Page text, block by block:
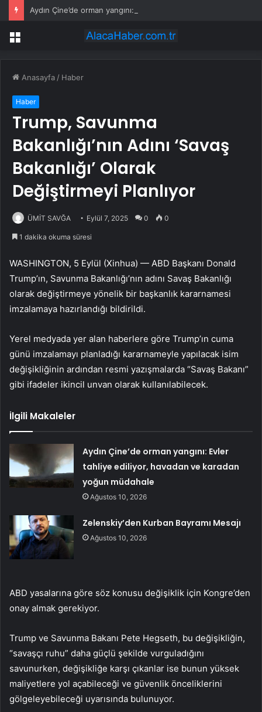
Menü
Anasayfa / Haber
Haber
Trump, Savunma
Bakanlığı’nın Adını ‘Savaş
Bakanlığı’ Olarak
Değiştirmeyi Planlıyor
ÜMİT SAVĞA Eylül 7, 2025 0 0
1 dakika okuma süresi
WASHINGTON, 5 Eylül (Xinhua) — ABD Başkanı Donald
Trump’ın, Savunma Bakanlığı’nın adını Savaş Bakanlığı
olarak değiştirmeye yönelik bir başkanlık kararnamesi
imzalamaya hazırlandığı bildirildi.
Yerel medyada yer alan haberlere göre Trump’ın cuma
günü imzalamayı planladığı kararnameyle yapılacak isim
değişikliğinin ardından resmi yazışmalarda “Savaş Bakanı”
gibi ifadeler ikincil unvan olarak kullanılabilecek.
İlgili Makaleler
Aydın Çine’de orman yangını: Evler
tahliye ediliyor, havadan ve karadan
yoğun müdahale
Ağustos 10, 2026
Zelenskiy’den Kurban Bayramı Mesajı
Ağustos 10, 2026
ABD yasalarına göre söz konusu değişiklik için Kongre’den
onay almak gerekiyor.
Trump ve Savunma Bakanı Pete Hegseth, bu değişikliğin,
“savaşçı ruhu” daha güçlü şekilde vurguladığını
savunurken, değişikliğe karşı çıkanlar ise bunun yüksek
maliyetlere yol açabileceği ve güvenlik önceliklerini
gölgeleyebileceği uyarısında bulunuyor.